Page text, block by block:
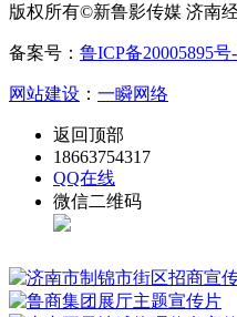
版权所有©新鲁影传媒 济南
备案号： 鲁ICP备20005895号-
网站建设 ： 一瞬网络
返回顶部
18663754317
QQ在线
微信二维码